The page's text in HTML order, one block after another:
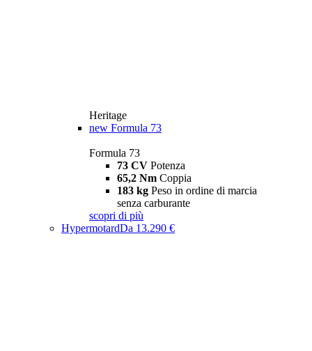
Heritage
new Formula 73
Formula 73
73 CV Potenza
65,2 Nm Coppia
183 kg Peso in ordine di marcia
senza carburante
scopri di più
HypermotardDa 13.290 €